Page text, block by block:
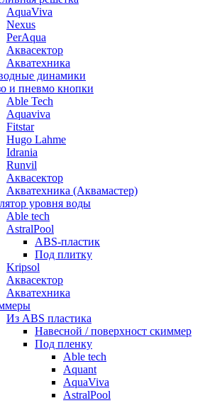
AquaViva
Nexus
PerAqua
Аквасектор
Акватехника
динамики
и пневмо кнопки
Able Tech
Aquaviva
Fitstar
Hugo Lahme
Idrania
Runvil
Аквасектор
Акватехника (Аквамастер)
уровня воды
Able tech
AstralPool
ABS-пластик
Под плитку
Kripsol
Аквасектор
Акватехника
Из ABS пластика
Навесной / поверхност скиммер
Под пленку
Able tech
Aquant
AquaViva
AstralPool